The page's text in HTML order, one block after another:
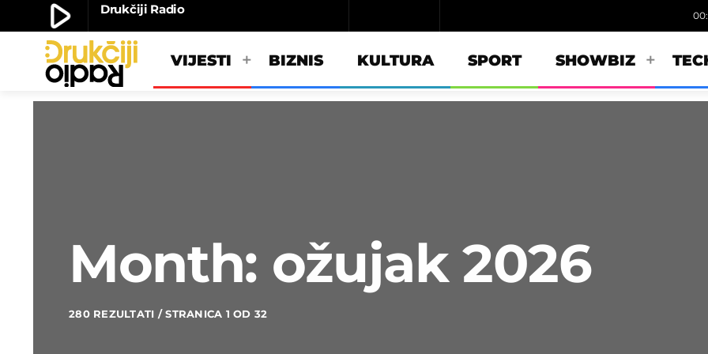
play_arrow Drukčiji Radio
play_arrow Drukčiji radioVIJESTI BIZNIS KULTURA SPORT SHOWBIZ
Month: ožujak 2026
280 REZULTATI / STRANICA 1 OD 32